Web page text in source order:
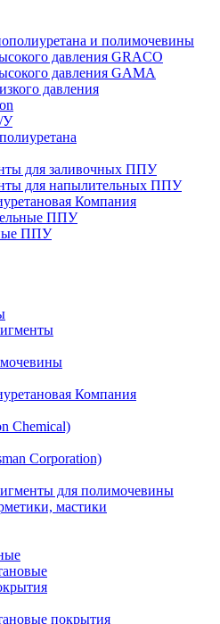
и полимочевины
давления GRACO
давления GAMA
давления
У
для заливочных ППУ
для напылительных ППУ
Компания
ППУ
ППУ
Компания
Chemical)
Corporation)
для полимочевины
мастики
покрытия